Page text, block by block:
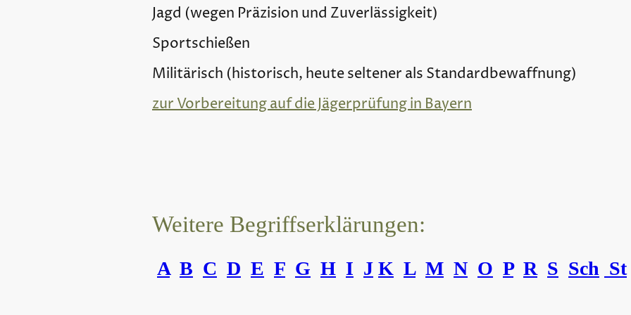
Jagd (wegen Präzision und Zuverlässigkeit)
Sportschießen
Militärisch (historisch, heute seltener als Standardbewaffnung)
zur Vorbereitung auf die Jägerprüfung in Bayern
Weitere Begriffserklärungen:
A B C D E F G H I J K L M N O P R S Sch St